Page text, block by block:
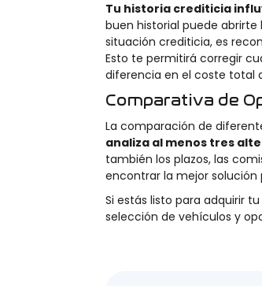
Tu historia crediticia
buen historial puede abrirte
situación crediticia, es
Esto te permitirá corregir
diferencia en el coste total
Comparativa de
La comparación de
analiza al menos tres
también los plazos, las
encontrar la mejor solución
Si estás listo para adquirir
selección de vehículos y